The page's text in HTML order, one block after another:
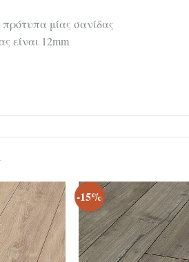
μίας σανίδας
είναι 12mm
-15%